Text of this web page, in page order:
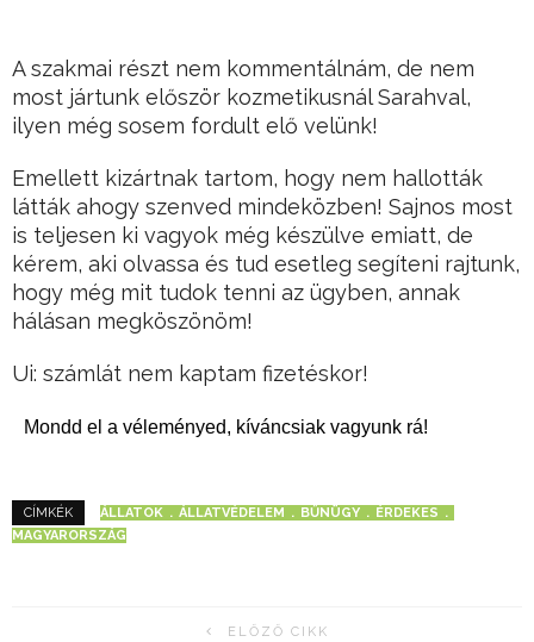
A szakmai részt nem kommentálnám, de nem
most jártunk először kozmetikusnál Sarahval,
ilyen még sosem fordult elő velünk!
Emellett kizártnak tartom, hogy nem hallották
látták ahogy szenved mindeközben! Sajnos most
is teljesen ki vagyok még készülve emiatt, de
kérem, aki olvassa és tud esetleg segíteni rajtunk,
hogy még mit tudok tenni az ügyben, annak
hálásan megköszönöm!
Ui: számlát nem kaptam fizetéskor!
Mondd el a véleményed, kíváncsiak vagyunk rá!
CÍMKÉK ÁLLATOK ÁLLATVÉDELEM BŰNÜGY
ÉRDEKES
MAGYARORSZÁG
ELŐZŐ CIKK